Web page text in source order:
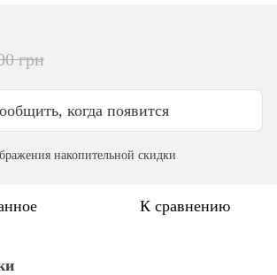
грн
когда появится
накопительной скидки
К сравнению